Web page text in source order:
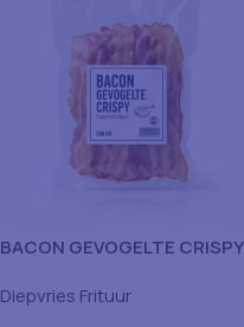
BACON GEVOGELTE CRISPY
Diepvries Frituur